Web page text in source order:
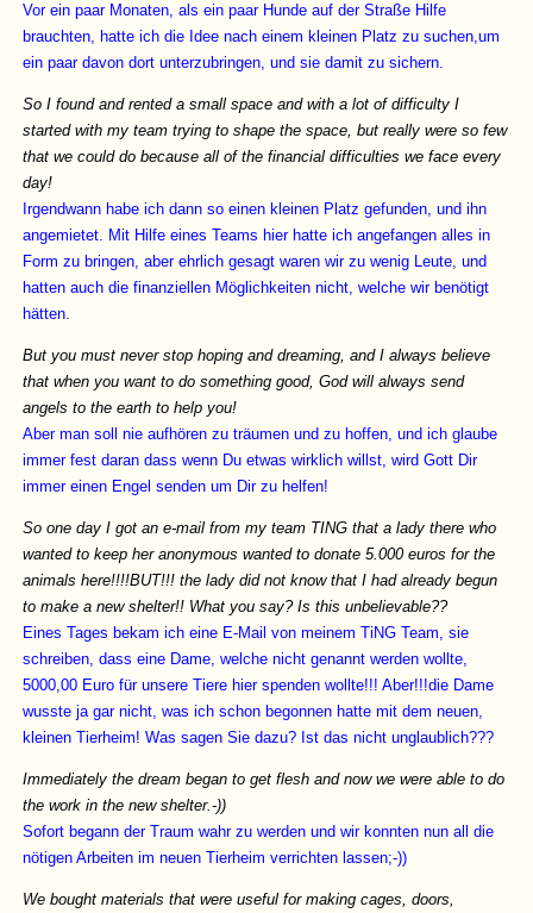
Vor ein paar Monaten, als ein paar Hunde auf der Straße Hilfe
brauchten, hatte ich die Idee nach einem kleinen Platz zu suchen,um
ein paar davon dort unterzubringen, und sie damit zu sichern.
So I found and rented a small space and with a lot of difficulty I
started with my team trying to shape the space, but really were so few
that we could do because all of the financial difficulties we face every
day!
Irgendwann habe ich dann so einen kleinen Platz gefunden, und ihn
angemietet. Mit Hilfe eines Teams hier hatte ich angefangen alles in
Form zu bringen, aber ehrlich gesagt waren wir zu wenig Leute, und
hatten auch die finanziellen Möglichkeiten nicht, welche wir benötigt
hätten.
But you must never stop hoping and dreaming, and I always believe
that when you want to do something good, God will always send
angels to the earth to help you!
Aber man soll nie aufhören zu träumen und zu hoffen, und ich glaube
immer fest daran dass wenn Du etwas wirklich willst, wird Gott Dir
immer einen Engel senden um Dir zu helfen!
So one day I got an e-mail from my team TING that a lady there who
wanted to keep her anonymous wanted to donate 5.000 euros for the
animals here!!!!BUT!!! the lady did not know that I had already begun
to make a new shelter!! What you say? Is this unbelievable??
Eines Tages bekam ich eine E-Mail von meinem TiNG Team, sie
schreiben, dass eine Dame, welche nicht genannt werden wollte,
5000,00 Euro für unsere Tiere hier spenden wollte!!! Aber!!!die Dame
wusste ja gar nicht, was ich schon begonnen hatte mit dem neuen,
kleinen Tierheim! Was sagen Sie dazu? Ist das nicht unglaublich???
Immediately the dream began to get flesh and now we were able to do
the work in the new shelter.-))
Sofort begann der Traum wahr zu werden und wir konnten nun all die
nötigen Arbeiten im neuen Tierheim verrichten lassen;-))
We bought materials that were useful for making cages, doors,